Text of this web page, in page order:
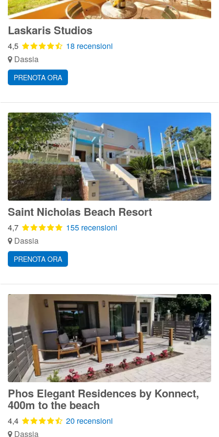
Laskaris Studios
4,5
18 recensioni
Dassia
PRENOTA ORA
Saint Nicholas Beach Resort
4,7
155 recensioni
Dassia
PRENOTA ORA
Phos Elegant Residences by Konnect,
400m to the beach
4,4
20 recensioni
Dassia